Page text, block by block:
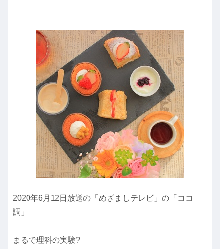
2020年6月12日放送の「めざましテレビ」の「ココ
調」
まるで理科の実験?